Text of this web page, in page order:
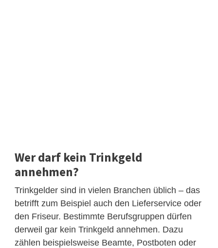
Wer darf kein Trinkgeld
annehmen?
Trinkgelder sind in vielen Branchen üblich – das
betrifft zum Beispiel auch den Lieferservice oder
den Friseur. Bestimmte Berufsgruppen dürfen
derweil gar kein Trinkgeld annehmen. Dazu
zählen beispielsweise Beamte, Postboten oder